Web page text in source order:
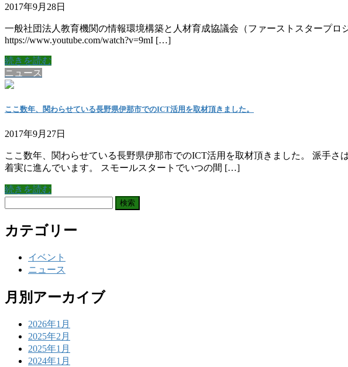
2017年9月28日
一般社団法人教育機関の情報環境構築と人材育成協議会（ファーストスタープ
https://www.youtube.com/watch?v=9mI […]
続きを読む
ニュース
ここ数年、関わらせている長野県伊那市でのICT活用を取材頂きました。
2017年9月27日
ここ数年、関わらせている長野県伊那市でのICT活用を取材頂きました。 派手
着実に進んでいます。 スモールスタートでいつの間 […]
続きを読む
カテゴリー
イベント
ニュース
月別アーカイブ
2026年1月
2025年2月
2025年1月
2024年1月